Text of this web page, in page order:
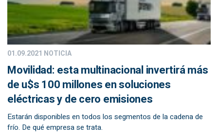
01.09.2021 NOTICIA
Movilidad: esta multinacional invertirá más
de u$s 100 millones en soluciones
eléctricas y de cero emisiones
Estarán disponibles en todos los segmentos de la cadena de
frío. De qué empresa se trata.